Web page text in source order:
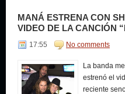
MANÁ ESTRENA CON
VIDEO DE LA CANCIÓN
17:55 No comments
La banda
estrenó el
reciente